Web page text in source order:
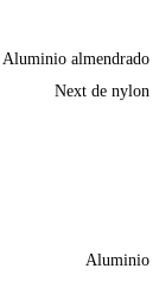
Aluminio almendrado
Next de nylon
Aluminio